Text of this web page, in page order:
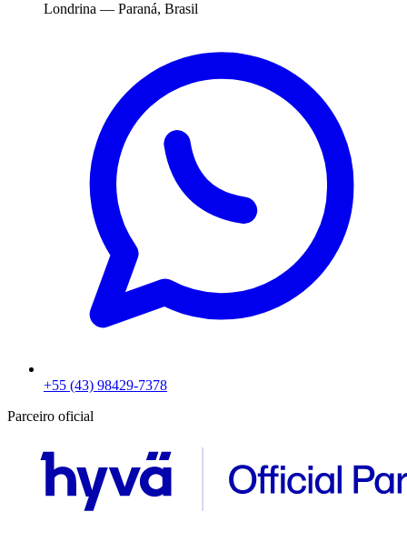
Londrina — Paraná, Brasil
+55 (43) 98429-7378
Parceiro oficial